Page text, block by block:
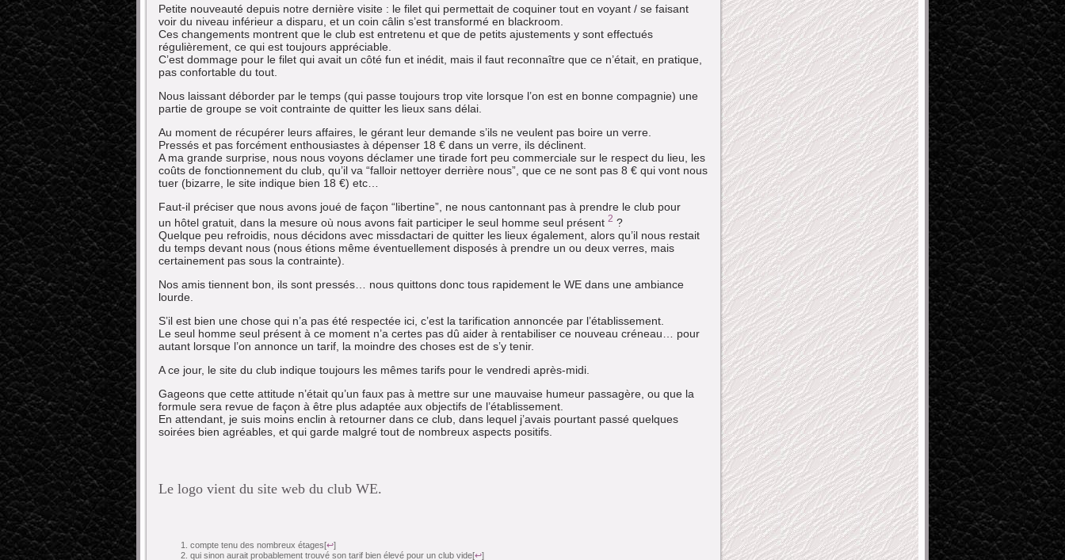
Petite nouveauté depuis notre dernière visite : le filet qui permettait de coquiner tout en voyant / se faisant
voir du niveau inférieur a disparu, et un coin câlin s’est transformé en blackroom.
Ces changements montrent que le club est entretenu et que de petits ajustements y sont effectués
régulièrement, ce qui est toujours appréciable.
C’est dommage pour le filet qui avait un côté fun et inédit, mais il faut reconnaître que ce n’était, en pratique,
pas confortable du tout.
Nous laissant déborder par le temps (qui passe toujours trop vite lorsque l’on est en bonne compagnie) une
partie de groupe se voit contrainte de quitter les lieux sans délai.
Au moment de récupérer leurs affaires, le gérant leur demande s’ils ne veulent pas boire un verre.
Pressés et pas forcément enthousiastes à dépenser 18 € dans un verre, ils déclinent.
A ma grande surprise, nous nous voyons déclamer une tirade fort peu commerciale sur le respect du lieu, les
coûts de fonctionnement du club, qu’il va “falloir nettoyer derrière nous”, que ce ne sont pas 8 € qui vont nous
tuer (bizarre, le site indique bien 18 €) etc…
Faut-il préciser que nous avons joué de façon “libertine”, ne nous cantonnant pas à prendre le club pour
un hôtel gratuit, dans la mesure où nous avons fait participer le seul homme seul présent 2 ?
Quelque peu refroidis, nous décidons avec missdactari de quitter les lieux également, alors qu’il nous restait
du temps devant nous (nous étions même éventuellement disposés à prendre un ou deux verres, mais
certainement pas sous la contrainte).
Nos amis tiennent bon, ils sont pressés… nous quittons donc tous rapidement le WE dans une ambiance
lourde.
S’il est bien une chose qui n’a pas été respectée ici, c’est la tarification annoncée par l’établissement.
Le seul homme seul présent à ce moment n’a certes pas dû aider à rentabiliser ce nouveau créneau… pour
autant lorsque l’on annonce un tarif, la moindre des choses est de s’y tenir.
A ce jour, le site du club indique toujours les mêmes tarifs pour le vendredi après-midi.
Gageons que cette attitude n’était qu’un faux pas à mettre sur une mauvaise humeur passagère, ou que la
formule sera revue de façon à être plus adaptée aux objectifs de l’établissement.
En attendant, je suis moins enclin à retourner dans ce club, dans lequel j’avais pourtant passé quelques
soirées bien agréables, et qui garde malgré tout de nombreux aspects positifs.
Le logo vient du site web du club WE.
compte tenu des nombreux étages[↩]
qui sinon aurait probablement trouvé son tarif bien élevé pour un club vide[↩]